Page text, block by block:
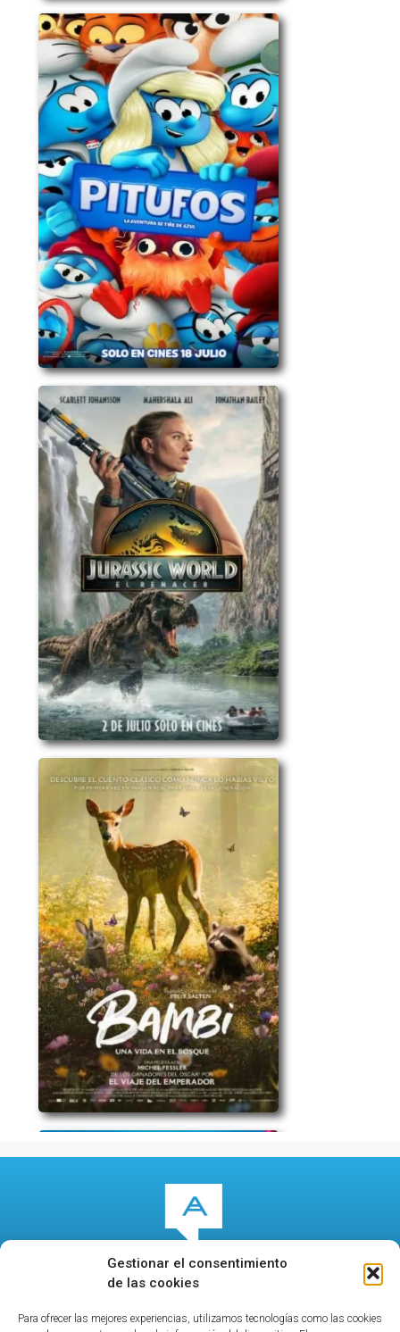
Gestionar el consentimiento
de las cookies
Para ofrecer las mejores experiencias, utilizamos tecnologías como las cookies
© 2026culturalcala.es|Concejalía de Cultura|